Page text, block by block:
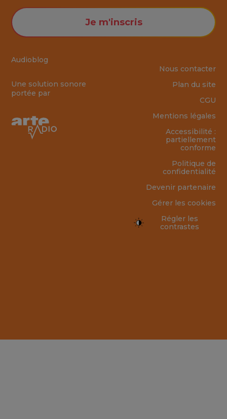
Audioblog
Une solution sonore
portée par
Je m'inscris
Nous contacter
Plan du site
CGU
Mentions légales
Accessibilité :
partiellement
conforme
Politique de
confidentialité
Devenir partenaire
Gérer les cookies
Régler les
contrastes